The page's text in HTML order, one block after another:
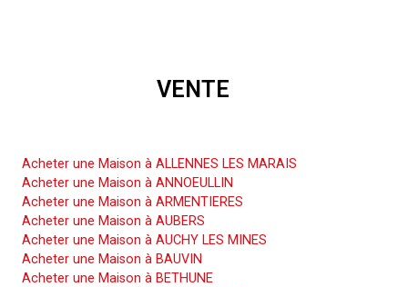
VENTE
Acheter une Maison à ALLENNES LES MARAIS
Acheter une Maison à ANNOEULLIN
Acheter une Maison à ARMENTIERES
Acheter une Maison à AUBERS
Acheter une Maison à AUCHY LES MINES
Acheter une Maison à BAUVIN
Acheter une Maison à BETHUNE